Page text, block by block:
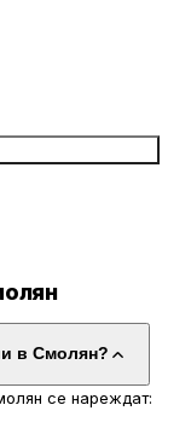
в Смолян?
се нареждат: